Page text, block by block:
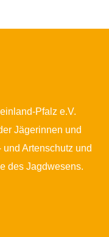
Pfalz e.V.
Jägerinnen und
Artenschutz und
des Jagdwesens.